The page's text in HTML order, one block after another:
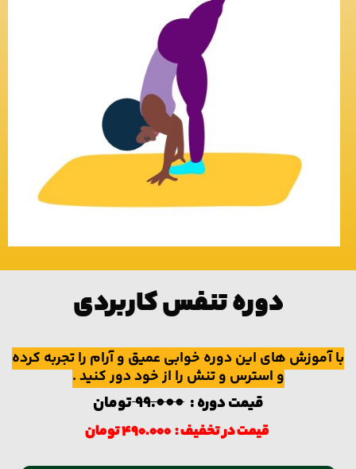
دوره تنفس کاربردی
آموزش های این دوره خوابی عمیق و آرام را تجربه کرده
و استرس و تنش را از خود دور کنید .
قیمت دوره :99.000تومان
قیمت در تخفیف :490.000 تومان